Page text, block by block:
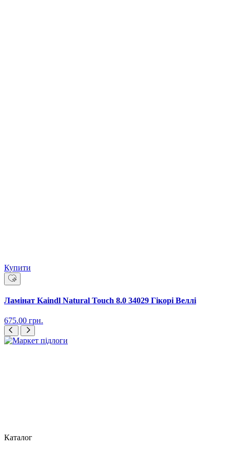
Купити
Ламінат Kaindl Natural Touch 8.0 34029 Гікорі Веллі
675.00 грн.
Каталог